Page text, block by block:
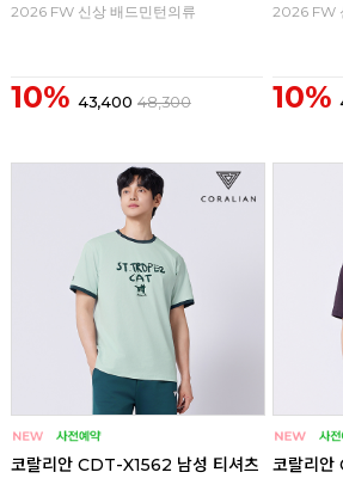
2026 FW 신상 배드민턴의류
10% 43,400 48,300
2026 FW
10%
코랄리안 CDT-X1562 남성 티셔츠 코랄리안